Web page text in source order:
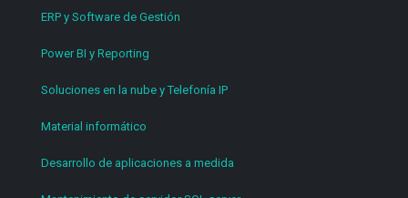
ERP y Software de Gestión
Power BI y Reporting
Soluciones en la nube y Telefonía IP
Material informático
Desarrollo de aplicaciones a medida